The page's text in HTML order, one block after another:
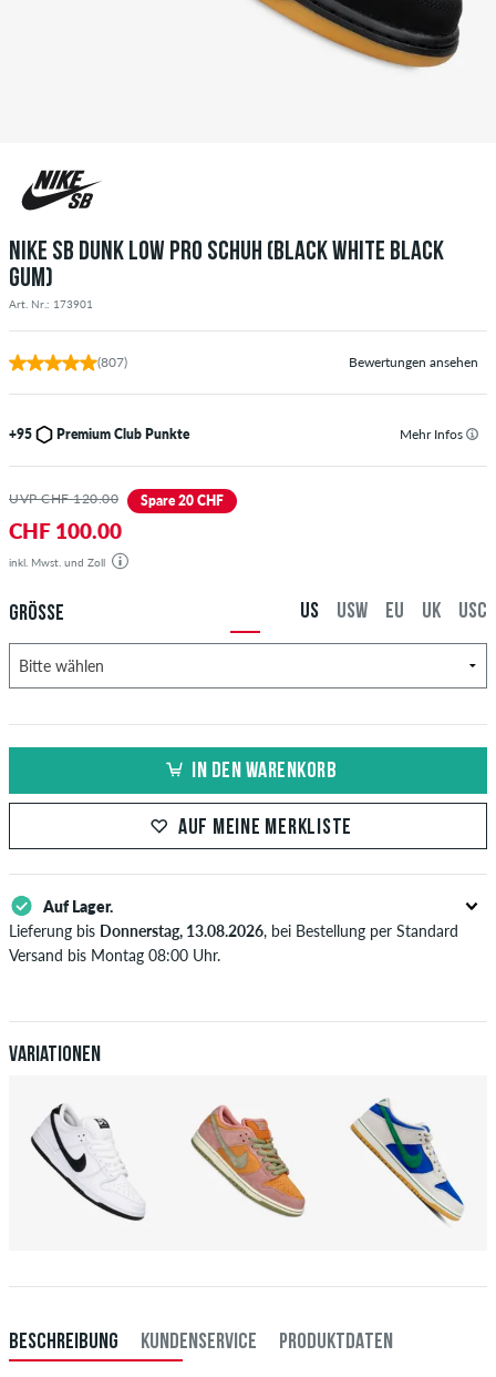
NIKE SB DUNK LOW PRO SCHUH (BLACK WHITE BLACK
GUM)
Art. Nr.: 173901
(807) Bewertungen ansehen
+95 Premium Club Punkte Mehr Infos
UVP CHF 120.00 Spare 20 CHF
CHF 100.00
inkl. Mwst. und Zoll
GRÖSSE USC
UK
EU
USW
US
IN DEN WARENKORB
AUF MEINE MERKLISTE
Auf Lager.
Lieferung bis Donnerstag, 13.08.2026, bei Bestellung per Standard
Versand bis Montag 08:00 Uhr.
deiner Überweisung an dich versendet. Weitere Infos zuVersand&
Zahlung .
Variationen
BESCHREIBUNG KUNDENSERVICE PRODUKTDATEN